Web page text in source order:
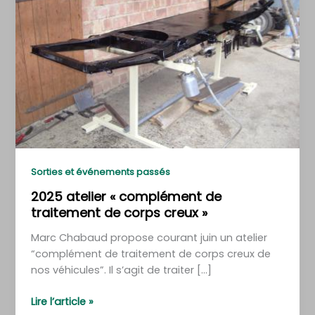
Sorties et événements passés
2025 atelier « complément de
traitement de corps creux »
Marc Chabaud propose courant juin un atelier
“complément de traitement de corps creux de
nos véhicules”. Il s’agit de traiter […]
2025
Lire l’article »